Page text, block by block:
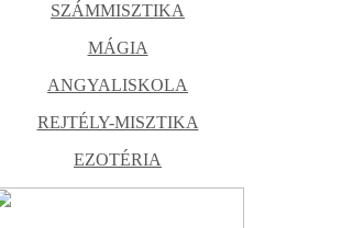
SZÁMMISZTIKA
MÁGIA
ANGYALISKOLA
REJTÉLY-MISZTIKA
EZOTÉRIA